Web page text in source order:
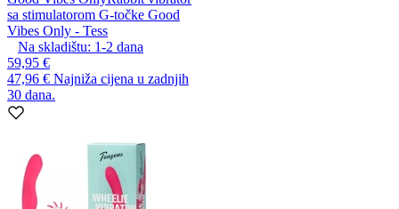
sa stimulatorom G-točke Good
Vibes Only - Tess
Na skladištu: 1-2 dana
59,95 €
47,96 € Najniža cijena u zadnjih
30 dana.